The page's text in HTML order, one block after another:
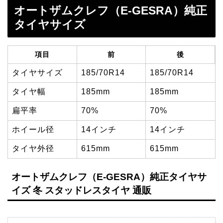
オートザムクレフ（E-GESRA）純正
タイヤサイズ
項目 前 後
タイヤサイズ 185/70R14 185/70R14
タイヤ幅 185mm 185mm
扁平率 70% 70%
ホイール径 14インチ 14インチ
タイヤ外径 615mm 615mm
オートザムクレフ（E-GESRA）純正タイヤサ
イズ 冬 スタッドレスタイヤ 通販